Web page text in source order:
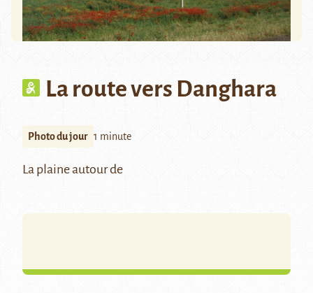
La route vers Danghara
Photo du jour 1 minute
La plaine autour de